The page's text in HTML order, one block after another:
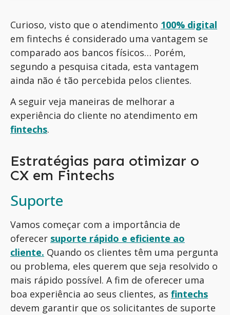
Curioso, visto que o atendimento 100% digital
em fintechs é considerado uma vantagem se
comparado aos bancos físicos… Porém,
segundo a pesquisa citada, esta vantagem
ainda não é tão percebida pelos clientes.
A seguir veja maneiras de melhorar a
experiência do cliente no atendimento em
fintechs.
Estratégias para otimizar o
CX em Fintechs
Suporte
Vamos começar com a importância de
oferecer suporte rápido e eficiente ao
cliente. Quando os clientes têm uma pergunta
ou problema, eles querem que seja resolvido o
mais rápido possível. A fim de oferecer uma
boa experiência ao seus clientes, as fintechs
devem garantir que os solicitantes de suporte